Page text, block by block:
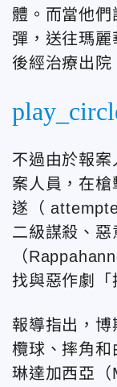
體。而當他
彈，送往瑪
後經治療出院
不過由於報
案人員，在
遂（
二級謀殺、
（
找與惡作劇「
報導指出，
欖球、摔角
琳達加西亞